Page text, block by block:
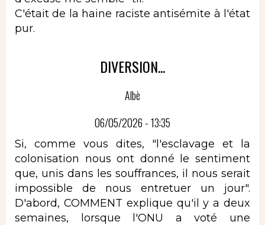
C'était de la haine raciste antisémite à l'état
pur.
DIVERSION...
Albè
06/05/2026 - 13:35
Si, comme vous dites, "l'esclavage et la
colonisation nous ont donné le sentiment
que, unis dans les souffrances, il nous serait
impossible de nous entretuer un jour".
D'abord, COMMENT explique qu'il y a deux
semaines, lorsque l'ONU a voté une